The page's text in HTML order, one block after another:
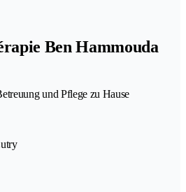
Ben Hammouda
und Pflege zu Hause